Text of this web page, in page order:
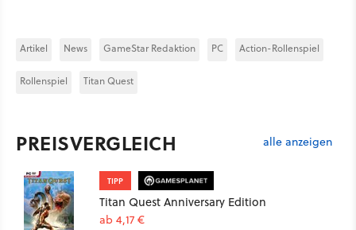
Artikel News GameStar Redaktion PC Action-Rollenspiel
Rollenspiel Titan Quest
PREISVERGLEICH alle anzeigen
TIPP
Titan Quest Anniversary Edition
ab 4,17 €